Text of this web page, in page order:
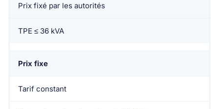
Prix fixé par les autorités
TPE ≤ 36 kVA
Prix fixe
Tarif constant